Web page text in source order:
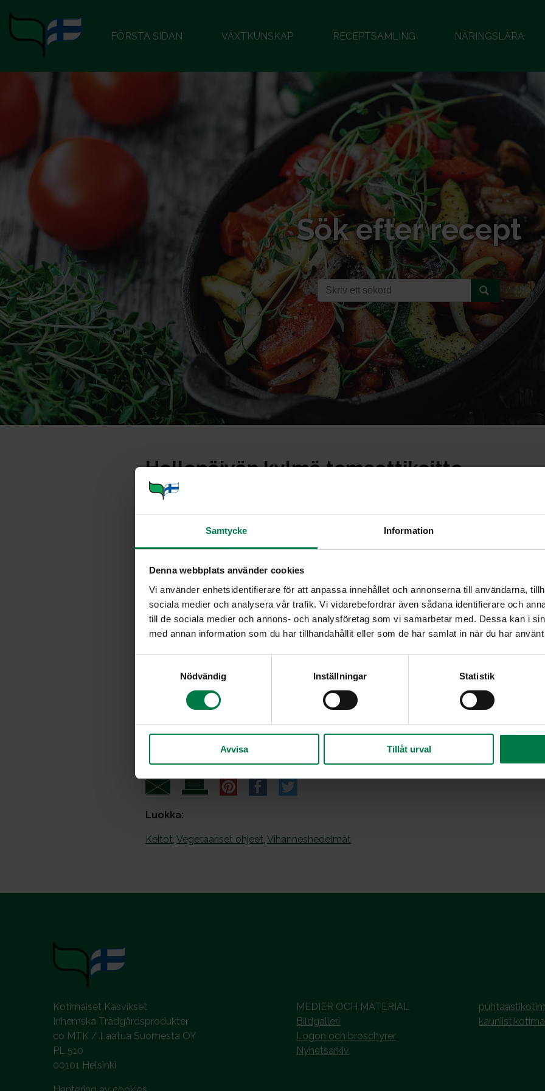
Samtycke Information
Denna webbplats använder cookies
Vi använder enhetsidentifierare för att anpassa innehållet och annonserna till användarna,
sociala medier och analysera vår trafik. Vi vidarebefordrar även sådana identifierare och
till de sociala medier och annons- och analysföretag som vi samarbetar med. Dessa kan i
med annan information som du har tillhandahållit eller som de har samlat in när du har
s
Nödvändig Inställningar Statistik
Avvisa Tillåt urval
FÖRSTA SIDAN VÄXTKUNSKAP RECEPTSAMLING NÄRINGSLÄRA
Sök efter recept
Hellepäivän kylmä tomaattikeitto
Portioner
Ohje
8tomaattia
1valkosipulinkynttä
1rkl fariinisokeria
0.5 tl sitruunapippuria
2dl vettä
ripaus suolaa
Mausta sose puserretuilla valkosipulinkynsillä,
sitruunapippurilla. Lisää joukkoon sen verran
keiton paksuista.
Anna keiton maustua kylmässä 1 – 2 tuntia.
Vinkki:
Jos haluat tarjota keiton kuumana, jätä vesi pois
minuuttia. Lisää keittämisen loppuvaiheessa
sakealta.
Luokka:
Keitot, Vegetaariset ohjeet, Vihanneshedelmät
Kotimaiset Kasvikset
Inhemska Trädgårdsprodukter
co MTK / Laatua Suomesta OY
PL 510
00101 Helsinki
MEDIER OCH MATERIAL
Bildgalleri
Logon och broschyrer
Nyhetsarkiv